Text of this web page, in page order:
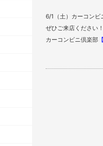
6/1 （土）カーコン
ぜひご来店ください！
カーコンビニ倶楽部 【